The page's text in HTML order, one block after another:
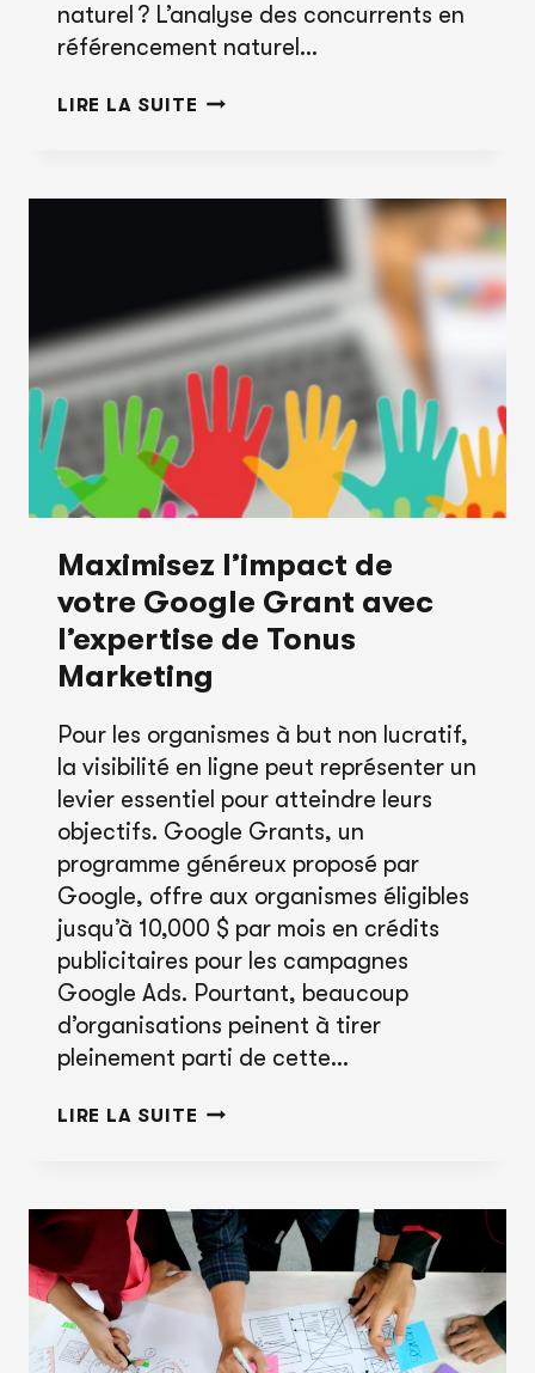
naturel ? L’analyse des concurrents en
référencement naturel…
LIRE LA SUITE ANALYSE
COMPÉTITION
VOTRE
STRATÉGIE
DE
CONTENU
SEO
Maximisez l’impact de
votre Google Grant avec
l’expertise de Tonus
Marketing
Pour les organismes à but non lucratif,
la visibilité en ligne peut représenter un
levier essentiel pour atteindre leurs
objectifs. Google Grants, un
programme généreux proposé par
Google, offre aux organismes éligibles
jusqu’à 10,000 $ par mois en crédits
publicitaires pour les campagnes
Google Ads. Pourtant, beaucoup
d’organisations peinent à tirer
pleinement parti de cette…
LIRE LA SUITE MAXIMISEZ
VOTRE
GOOGLE
GRANT
AVEC
L’EXPERTISE